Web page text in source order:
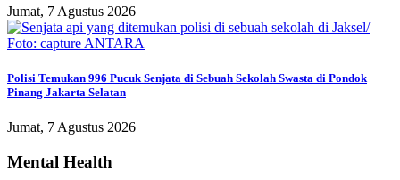
Jumat, 7 Agustus 2026
Polisi Temukan 996 Pucuk Senjata di Sebuah Sekolah Swasta di Pondok
Pinang Jakarta Selatan
Jumat, 7 Agustus 2026
Mental Health